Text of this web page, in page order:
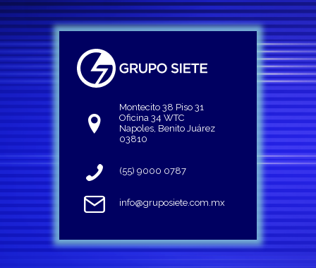
Montecito 38 Piso 31
Oficina 34 WTC
Napoles, Benito Juárez
03810
(55) 9000 0787
info@gruposiete.com.mx